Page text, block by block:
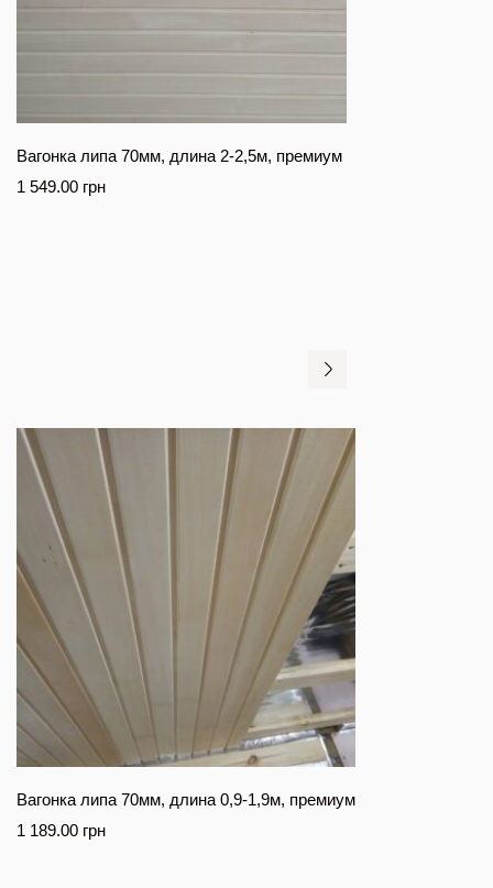
Вагонка липа 70мм, длина 2-2,5м, премиум
1 549.00 грн
Вагонка липа 70мм, длина 0,9-1,9м, премиум
1 189.00 грн